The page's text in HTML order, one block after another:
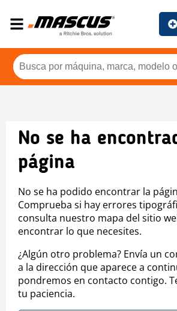
No se ha
página
No se ha podido encontrar la
Comprueba si hay errores
consulta nuestro mapa del sitio
encontrar lo que necesites.
¿Algún otro problema? Envía un
a la dirección que aparece a
pondremos en contacto contigo.
tu paciencia.